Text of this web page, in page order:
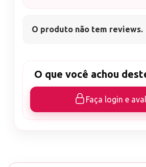
O produto não tem reviews.
O que você achou
Faça login e